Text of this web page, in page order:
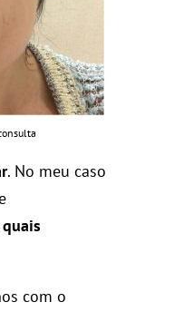
. No meu caso
com o